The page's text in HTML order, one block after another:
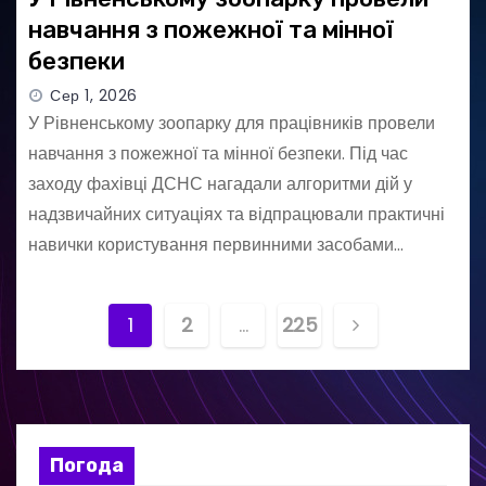
навчання з пожежної та мінної
безпеки
Сер 1, 2026
У Рівненському зоопарку для працівників провели
навчання з пожежної та мінної безпеки. Під час
заходу фахівці ДСНС нагадали алгоритми дій у
надзвичайних ситуаціях та відпрацювали практичні
навички користування первинними засобами…
а
в
і
1 2 … 225
Погода